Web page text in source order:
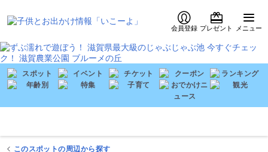
会員登録 プレゼント メニュー
このスポットの周辺から探す